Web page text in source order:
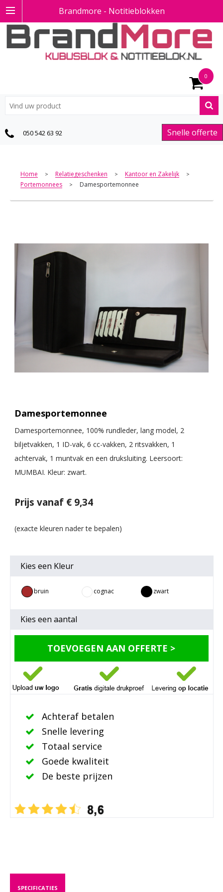
Brandmore - Notitieblokken
0
Snelle offerte
050 542 63 92
Home > Relatiegeschenken > Kantoor en Zakelijk >
Portemonnees > Damesportemonnee
Damesportemonnee
Damesportemonnee, 100% rundleder, lang model, 2
biljetvakken, 1 ID-vak, 6 cc-vakken, 2 ritsvakken, 1
achtervak, 1 muntvak en een druksluiting. Leersoort:
MUMBAI. Kleur: zwart.
Prijs vanaf € 9,34
Kies een Kleur
bruin cognac zwart
Kies een aantal
TOEVOEGEN AAN OFFERTE >
Achteraf betalen
Snelle levering
Totaal service
Goede kwaliteit
De beste prijzen
SPECIFICATIES